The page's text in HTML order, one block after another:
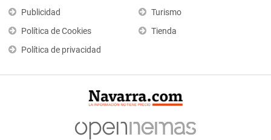
Publicidad
Política de Cookies
Política de privacidad
Turismo
Tienda